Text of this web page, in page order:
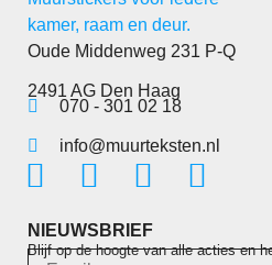
Oude Middenweg 231 P-Q
2491 AG Den Haag
070 - 301 02 18
info@muurteksten.nl
NIEUWSBRIEF
Blijf op de hoogte van alle acties en